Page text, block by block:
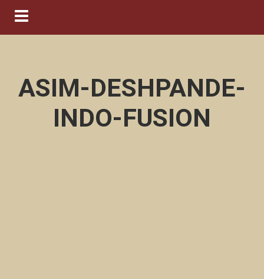
Navigation ein-/ausblenden
ASIM-DESHPANDE-
INDO-FUSION